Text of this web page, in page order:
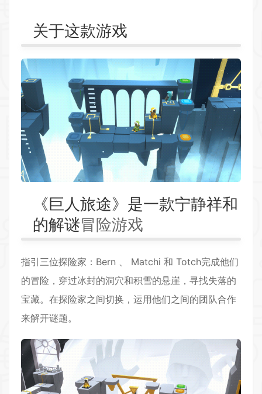
关于这款游戏
《巨人旅途》是一款宁静祥和
的解谜冒险游戏
指引三位探险家：Bern 、 Matchi 和 Totch完成他们
的冒险，穿过冰封的洞穴和积雪的悬崖，寻找失落的
宝藏。在探险家之间切换，运用他们之间的团队合作
来解开谜题。